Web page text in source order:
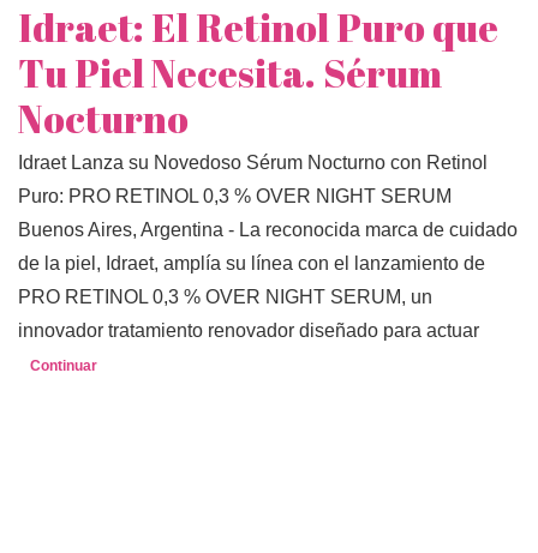
Idraet: El Retinol Puro que
Tu Piel Necesita. Sérum
Nocturno
Idraet Lanza su Novedoso Sérum Nocturno con Retinol
Puro: PRO RETINOL 0,3 % OVER NIGHT SERUM
Buenos Aires, Argentina - La reconocida marca de cuidado
de la piel, Idraet, amplía su línea con el lanzamiento de
PRO RETINOL 0,3 % OVER NIGHT SERUM, un
innovador tratamiento renovador diseñado para actuar
Continuar